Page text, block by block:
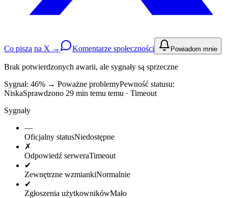
Co piszą na X → Komentarze społeczności Powiadom mnie
Brak potwierdzonych awarii, ale sygnały są sprzeczne
Sygnał: 46% → Poważne problemyPewność statusu:
NiskaSprawdzono 29 min temu temu · Timeout
Sygnały
—
Oficjalny statusNiedostępne
✗
Odpowiedź serweraTimeout
✔
Zewnętrzne wzmiankiNormalnie
✔
Zgłoszenia użytkownikówMało